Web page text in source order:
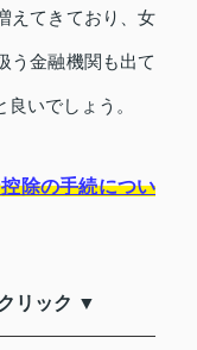
えてきており、女
う金融機関も出て
いでしょう。
除の手続につい
リック ▼